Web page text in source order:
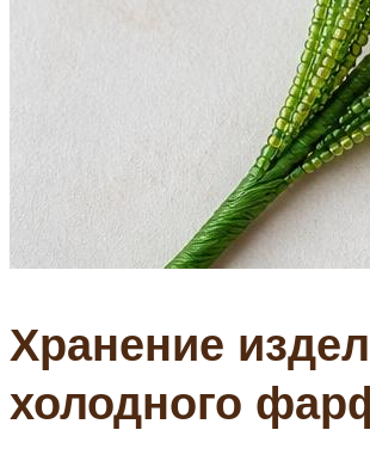
Хранение
холодного